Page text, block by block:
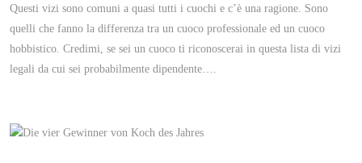
Questi vizi sono comuni a quasi tutti i cuochi e c’è una ragione. Sono
quelli che fanno la differenza tra un cuoco professionale ed un cuoco
hobbistico. Credimi, se sei un cuoco ti riconoscerai in questa lista di vizi
legali da cui sei probabilmente dipendente….